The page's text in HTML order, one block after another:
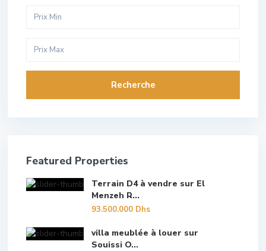
Recherche
Featured Properties
Terrain D4 à vendre sur El
Menzeh R...
93.500.000 Dhs
villa meublée à louer sur
Souissi O...